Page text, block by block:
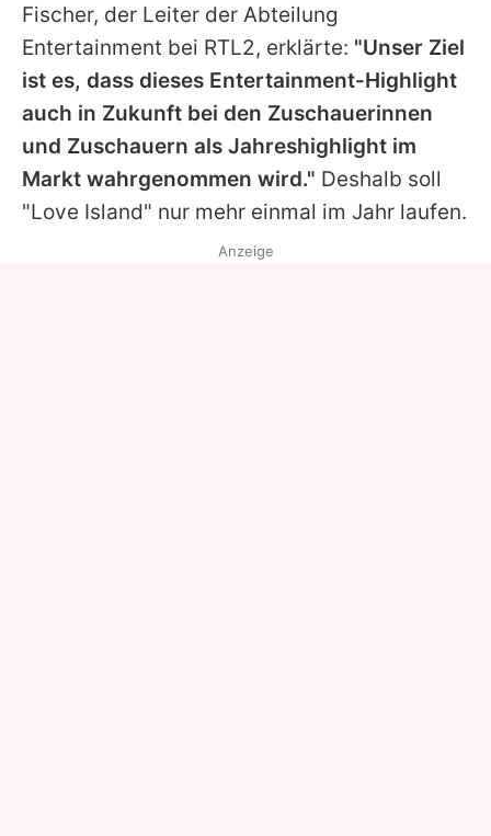
Fischer, der Leiter der Abteilung
Entertainment bei RTL2, erklärte: "Unser Ziel
ist es, dass dieses Entertainment-Highlight
auch in Zukunft bei den Zuschauerinnen
und Zuschauern als Jahreshighlight im
Markt wahrgenommen wird." Deshalb soll
"Love Island" nur mehr einmal im Jahr laufen.
Anzeige